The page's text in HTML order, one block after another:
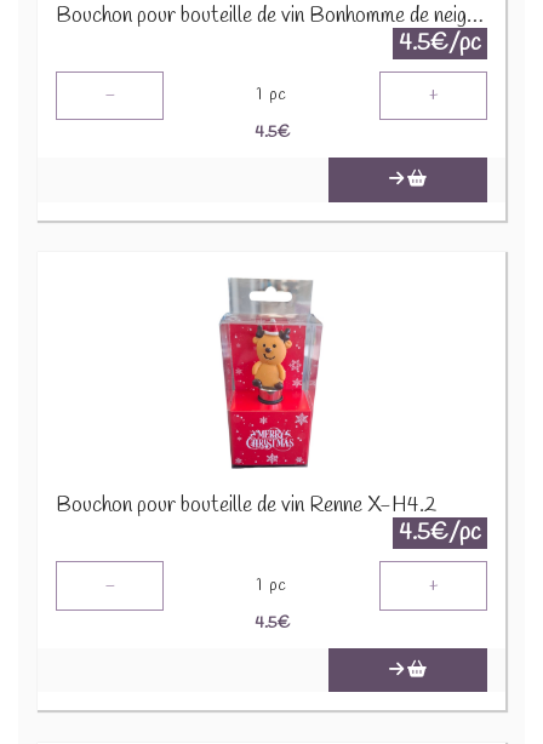
Bouchon pour bouteille de vin Bonhomme de neige X-M10.2
4.5€/pc
- 1 pc +
4.5€
Bouchon pour bouteille de vin Renne X-H4.2
4.5€/pc
- 1 pc +
4.5€